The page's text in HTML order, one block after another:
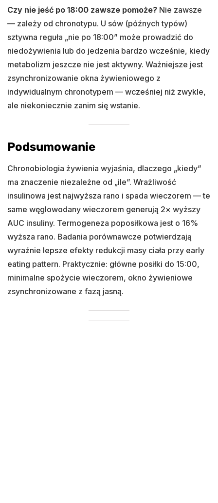
Czy nie jeść po 18:00 zawsze pomoże? Nie zawsze
— zależy od chronotypu. U sów (późnych typów)
sztywna reguła „nie po 18:00” może prowadzić do
niedożywienia lub do jedzenia bardzo wcześnie, kiedy
metabolizm jeszcze nie jest aktywny. Ważniejsze jest
zsynchronizowanie okna żywieniowego z
indywidualnym chronotypem — wcześniej niż zwykle,
ale niekoniecznie zanim się wstanie.
Podsumowanie
Chronobiologia żywienia wyjaśnia, dlaczego „kiedy”
ma znaczenie niezależne od „ile”. Wrażliwość
insulinowa jest najwyższa rano i spada wieczorem — te
same węglowodany wieczorem generują 2× wyższy
AUC insuliny. Termogeneza poposiłkowa jest o 16%
wyższa rano. Badania porównawcze potwierdzają
wyraźnie lepsze efekty redukcji masy ciała przy early
eating pattern. Praktycznie: główne posiłki do 15:00,
minimalne spożycie wieczorem, okno żywieniowe
zsynchronizowane z fazą jasną.